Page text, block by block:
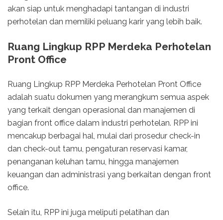
akan siap untuk menghadapi tantangan di industri
perhotelan dan memiliki peluang karir yang lebih baik.
Ruang Lingkup RPP Merdeka Perhotelan
Pront Office
Ruang Lingkup RPP Merdeka Perhotelan Pront Office
adalah suatu dokumen yang merangkum semua aspek
yang terkait dengan operasional dan manajemen di
bagian front office dalam industri perhotelan. RPP ini
mencakup berbagai hal, mulai dari prosedur check-in
dan check-out tamu, pengaturan reservasi kamar,
penanganan keluhan tamu, hingga manajemen
keuangan dan administrasi yang berkaitan dengan front
office.
Selain itu, RPP ini juga meliputi pelatihan dan